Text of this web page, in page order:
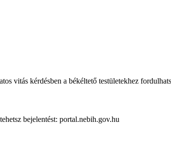
vitás kérdésben a békéltető testületekhez
bejelentést: portal.nebih.gov.hu